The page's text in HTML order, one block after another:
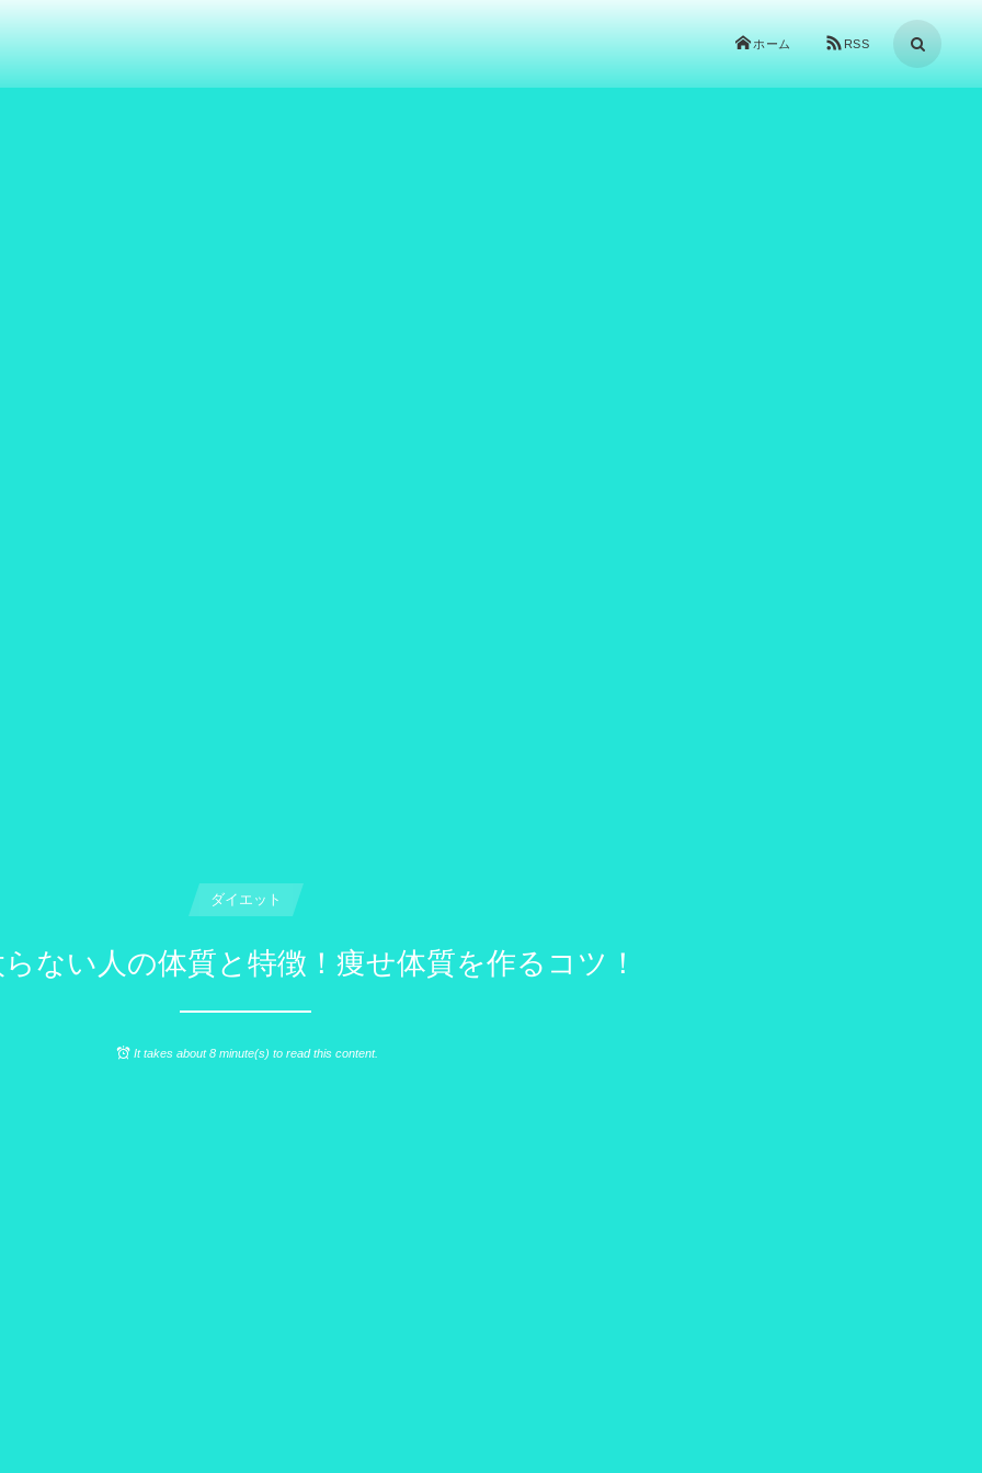
ホーム RSS
ダイエット
ない人の体質と特徴！痩せ体質を作るコツ！
It takes about 8 minute(s) to read this content.